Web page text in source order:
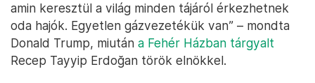
amin keresztül a világ minden tájáról érkezhetnek
oda hajók. Egyetlen gázvezetékük van” – mondta
Donald Trump, miután a Fehér Házban tárgyalt
Recep Tayyip Erdoğan török elnökkel.